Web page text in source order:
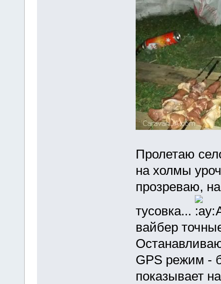
Пролетаю
на холмы
прозреваю,
тусовка...
вайбер
GPS режим -
показывает